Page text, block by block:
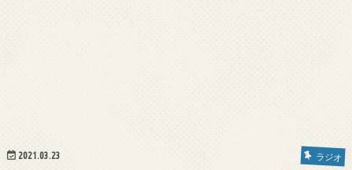
2021.03.23 ラジオ